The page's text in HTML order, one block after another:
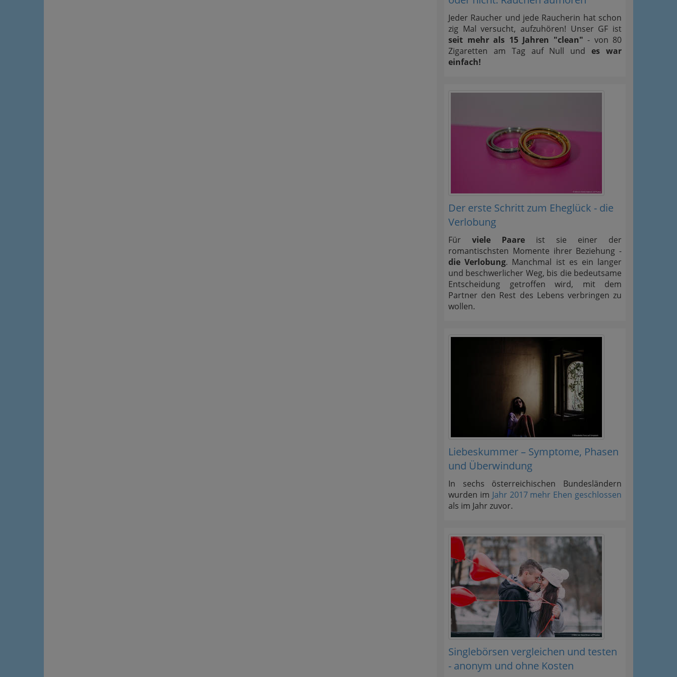
Jeder Raucher und jede Raucherin hat schon
zig Mal versucht, aufzuhören! Unser GF ist
seit mehr als 15 Jahren "clean" - von 80
Zigaretten am Tag auf Null undes war
einfach!
Der erste Schritt zum Eheglück - die
Verlobung
Für viele Paare ist sie einer der
romantischsten Momente ihrer Beziehung -
die Verlobung. Manchmal ist es ein langer
und beschwerlicher Weg, bis die bedeutsame
Entscheidung getroffen wird, mit dem
Partner den Rest des Lebens verbringen zu
wollen.
Liebeskummer – Symptome, Phasen
und Überwindung
In sechs österreichischen Bundesländern
wurden im Jahr 2017 mehr Ehen geschlossen
als im Jahr zuvor.
Singlebörsen vergleichen und testen
- anonym und ohne Kosten